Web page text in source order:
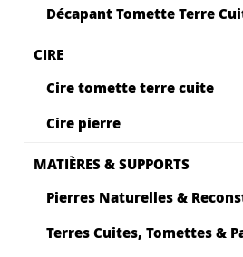
Décapant Tomette Terre
CIRE
Cire tomette terre cuite
Cire pierre
MATIÈRES & SUPPORTS
Pierres Naturelles &
Terres Cuites, Tomettes &